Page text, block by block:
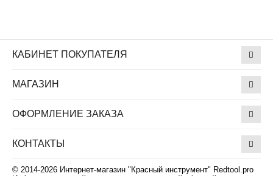
КАБИНЕТ ПОКУПАТЕЛЯ
МАГАЗИН
ОФОРМЛЕНИЕ ЗАКАЗА
КОНТАКТЫ
© 2014-2026 Интернет-магазин "Красный инструмент" Redtool.pro